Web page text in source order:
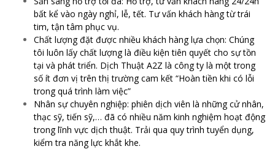
bất kể vào ngày nghỉ, lễ, tết. Tư vấn khách hàng từ trái
tim, tận tâm phục vụ.
Chất lượng đặt được nhiều khách hàng lựa chọn: Chúng
tôi luôn lấy chất lượng là điều kiện tiên quyết cho sự tồn
tại và phát triển. Dịch Thuật A2Z là công ty là một trong
số ít đơn vị trên thị trường cam kết “Hoàn tiền khi có lỗi
trong quá trình làm việc”
Nhân sự chuyên nghiệp: phiên dịch viên là những cử nhân,
thạc sỹ, tiến sỹ,… đã có nhiều năm kinh nghiệm hoạt động
trong lĩnh vực dịch thuật. Trải qua quy trình tuyển dụng,
kiểm tra năng lực khắt khe.